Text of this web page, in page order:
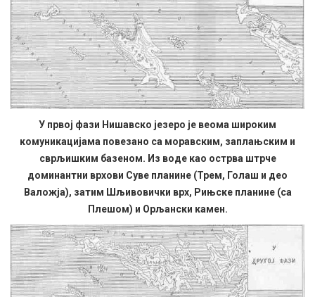
У првој фази Нишавско језеро је веома широким
комуникацијама повезано са моравским, заплањским и
сврљишким базеном. Из воде као острва штрче
доминантни врхови Суве планине (Трем, Голаш и део
Валожја), затим Шљивовички врх, Рињске планине (са
Плешом) и Орљански камен.